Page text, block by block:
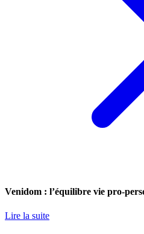
Venidom : l’équilibre vie pro-
Lire la suite